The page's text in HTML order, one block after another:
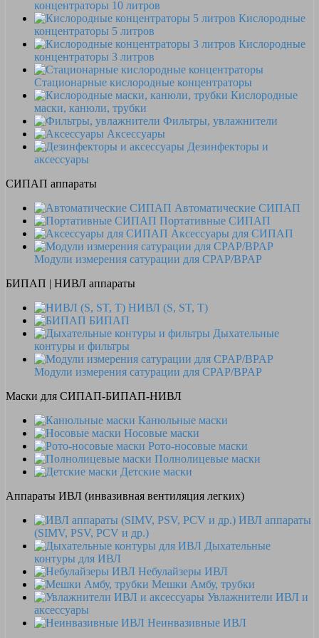
концентраторы 10 литров
Кислородные
концентраторы 5 литров
Кислородные
концентраторы 3 литров
Стационарные кислородные концентраторы
Кислородные
маски, канюли, трубки
Фильтры, увлажнители
Аксессуары
Дезинфекторы и
аксессуары
СИПАП аппараты
Автоматические СИПАП
Портативные СИПАП
Аксессуары для СИПАП
Модули измерения сатурации для CPAP/BPAP
БИПАП | НИВЛ аппараты
НИВЛ (S, ST, T)
БИПАП
Дыхательные
контуры и фильтры
Модули измерения сатурации для CPAP/BPAP
Маски для СИПАП-БИПАП-НИВЛ
Канюльные маски
Носовые маски
Рото-носовые маски
Полнолицевые маски
Детские маски
Аппараты ИВЛ (инвазивная вентиляция легких)
ИВЛ аппараты
(SIMV, PSV, PCV и др.)
Дыхательные
контуры для ИВЛ
Небулайзеры ИВЛ
Мешки Амбу, трубки
Увлажнители ИВЛ и
аксессуары
Неинвазивные ИВЛ